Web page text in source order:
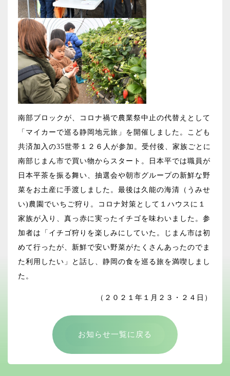
南部ブロックが、コロナ禍で農業祭中止の代替えとして
「マイカーで巡る静岡地元旅」を開催しました。こども
共済加入の35世帯１２６人が参加。受付後、家族ごとに
南部じまん市で買い物からスタート。日本平では職員が
日本平茶を振る舞い、抽選会や朝市グループの新鮮な野
菜をお土産に手渡しました。最後は久能の海清（うみせ
い)農園でいちご狩り。コロナ対策として１ハウスに１
家族が入り、真っ赤に実ったイチゴを味わいました。参
加者は「イチゴ狩りを楽しみにしていた。じまん市は初
めて行ったが、新鮮で安い野菜がたくさんあったのでま
た利用したい」と話し、静岡の食を巡る旅を満喫しまし
た。
（２０２１年１月２３・２４日）
お知らせ一覧に戻る